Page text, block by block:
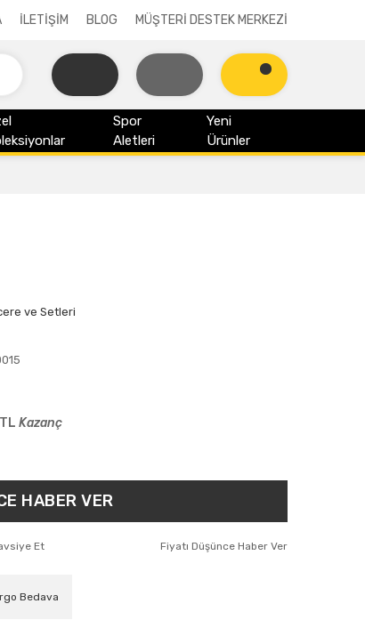
İLETİŞİM BLOG MÜŞTERİ DESTEK MERKEZİ
Spor
Aletleri
Yeni
Ürünler
ve Setleri
Kazanç
HABER VER
Et Fiyatı Düşünce Haber Ver
Bedava